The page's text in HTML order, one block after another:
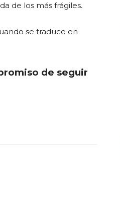
de los más frágiles.
se traduce en
de seguir